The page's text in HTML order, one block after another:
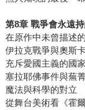
第8章 戰爭會永遠
在原作中未曾描述的
伊拉克戰爭與奧斯
充斥愛國主義的國家
塞拉耶佛事件與蕪
魔法與科學的對立
從舞台美術看《霍